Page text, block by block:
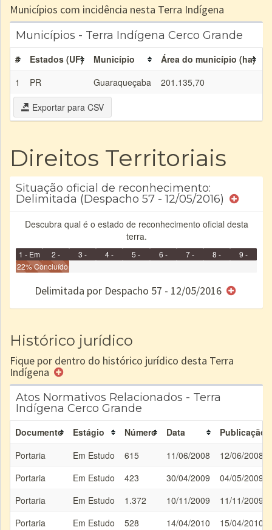
Municípios com incidência nesta Terra Indígena
Municípios - Terra Indígena Cerco Grande
# Estados (UF) Município Área do município (ha)
1
PR Guaraqueçaba 201.135,70
Exportar para CSV
Direitos Territoriais
Situação oficial de reconhecimento:
Delimitada (Despacho 57 - 12/05/2016)
Descubra qual é o estado de reconhecimento oficial desta
terra.
1 - Em
Identificação
2 -
Identificada
3 -
4 -
5 -
6 -
e/ou
7 -
8 -
9 -
22% Concluído
Delimitada por Despacho 57 - 12/05/2016
Histórico jurídico
Fique por dentro do histórico jurídico desta Terra
Indígena
Atos Normativos Relacionados - Terra
Indígena Cerco Grande
Documento Estágio Número Data
Publicação
Portaria
Em Estudo 615 11/06/2008
12/06/2008
Portaria
Em Estudo 423 30/04/2009
04/05/2009
Portaria
Em Estudo 1.372 10/11/2009
11/11/2009
Portaria
Em Estudo 528 14/04/2010 15/04/2010